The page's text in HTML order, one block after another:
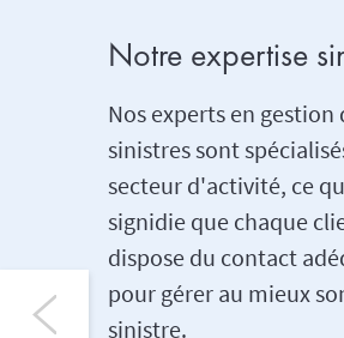
Notre expertise
Nos experts en gestion
sinistres sont
secteur d'activité, ce
signidie que chaque
dispose du contact
pour gérer au mieux
sinistre.